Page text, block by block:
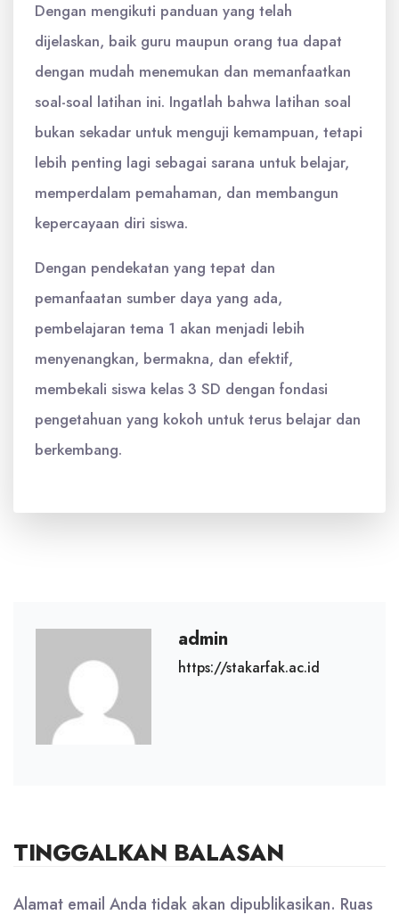
Dengan mengikuti panduan yang telah
dijelaskan, baik guru maupun orang tua dapat
dengan mudah menemukan dan memanfaatkan
soal-soal latihan ini. Ingatlah bahwa latihan soal
bukan sekadar untuk menguji kemampuan, tetapi
lebih penting lagi sebagai sarana untuk belajar,
memperdalam pemahaman, dan membangun
kepercayaan diri siswa.
Dengan pendekatan yang tepat dan
pemanfaatan sumber daya yang ada,
pembelajaran tema 1 akan menjadi lebih
menyenangkan, bermakna, dan efektif,
membekali siswa kelas 3 SD dengan fondasi
pengetahuan yang kokoh untuk terus belajar dan
berkembang.
admin
https://stakarfak.ac.id
TINGGALKAN BALASAN
Alamat email Anda tidak akan dipublikasikan. Ruas